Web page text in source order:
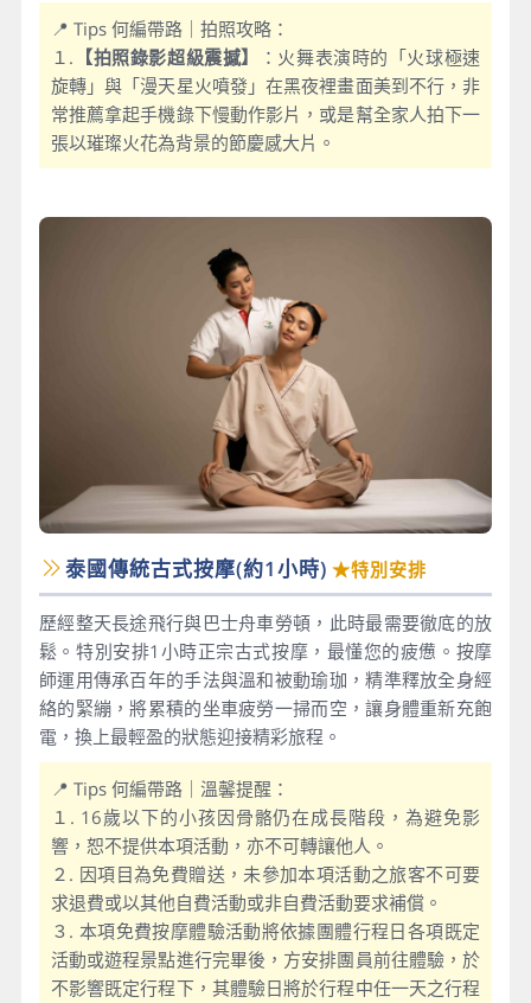
📍 Tips 何編帶路｜拍照攻略：
１. 【拍照錄影超級震撼】
：火舞表演時的「火球極速
旋轉」與「漫天星火噴發」在黑夜裡畫面美到不行，非
常推薦拿起手機錄下慢動作影片，或是幫全家人拍下一
張以璀璨火花為背景的節慶感大片。
泰國傳統古式按摩(約1小時) ★特別安排
歷經整天長途飛行與巴士舟車勞頓，此時最需要徹底的放
鬆。特別安排1小時正宗古式按摩，最懂您的疲憊。按摩
師運用傳承百年的手法與溫和被動瑜珈，精準釋放全身經
絡的緊繃，將累積的坐車疲勞一掃而空，讓身體重新充飽
電，換上最輕盈的狀態迎接精彩旅程。
📍 Tips 何編帶路｜溫馨提醒：
１. 16歲以下的小孩因骨骼仍在成長階段，為避免影
響，恕不提供本項活動，亦不可轉讓他人。
２. 因項目為免費贈送，未參加本項活動之旅客不可要
求退費或以其他自費活動或非自費活動要求補償。
３. 本項免費按摩體驗活動將依據團體行程日各項既定
活動或遊程景點進行完畢後，方安排團員前往體驗，於
不影響既定行程下，其體驗日將於行程中任一天之行程